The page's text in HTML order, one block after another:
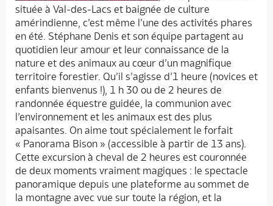
située à Val-des-Lacs et baignée de culture
amérindienne, c’est même l’une des activités phares
en été. Stéphane Denis et son équipe partagent au
quotidien leur amour et leur connaissance de la
nature et des animaux au cœur d’un magnifique
territoire forestier. Qu’il s’agisse d’1 heure (novices et
enfants bienvenus !), 1 h 30 ou de 2 heures de
randonnée équestre guidée, la communion avec
l’environnement et les animaux est des plus
apaisantes. On aime tout spécialement le forfait
« Panorama Bison » (accessible à partir de 13 ans).
Cette excursion à cheval de 2 heures est couronnée
de deux moments vraiment magiques : le spectacle
panoramique depuis une plateforme au sommet de
la montagne avec vue sur toute la région, et la